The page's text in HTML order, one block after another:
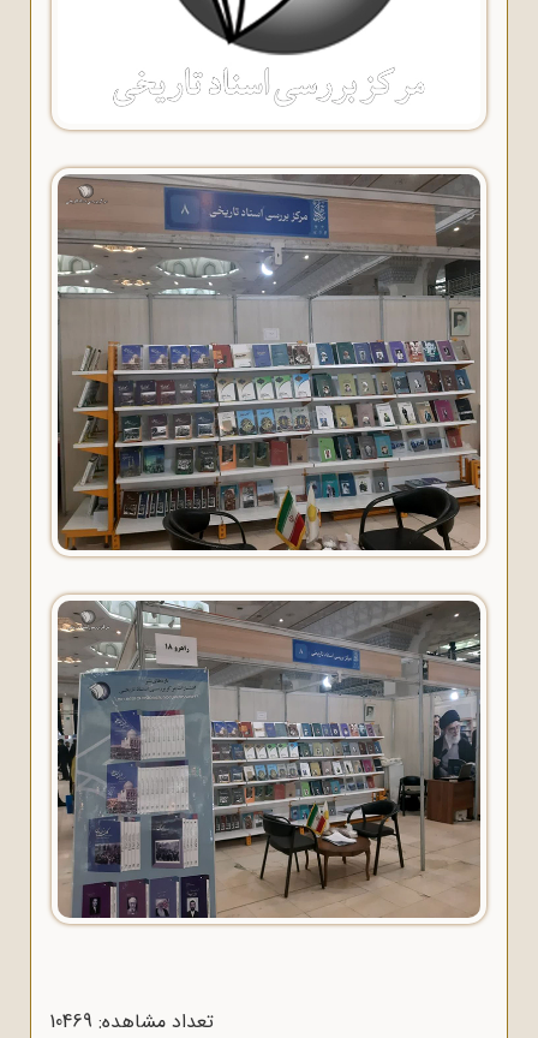
تعداد مشاهده: 10469